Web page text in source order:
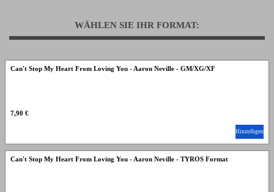
WÄHLEN SIE IHR FORMAT:
Can't Stop My Heart From Loving You - Aaron Neville - GM/XG/XF
7,90 €
Hinzufügen
Can't Stop My Heart From Loving You - Aaron Neville - TYROS Format